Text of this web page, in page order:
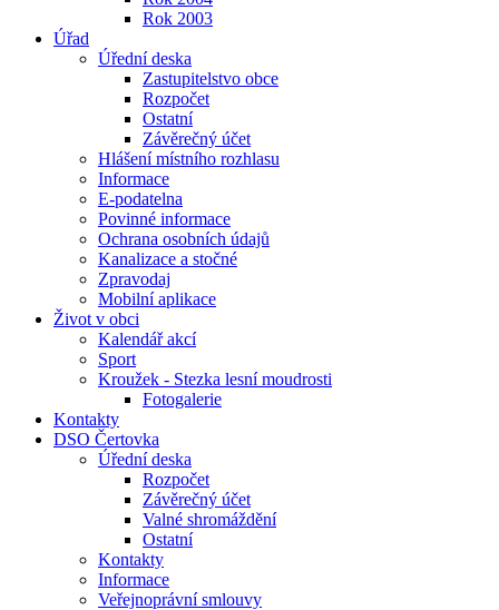
Rok 2003
Úřad
Úřední deska
Zastupitelstvo obce
Rozpočet
Ostatní
Závěrečný účet
Hlášení místního rozhlasu
Informace
E-podatelna
Povinné informace
Ochrana osobních údajů
Kanalizace a stočné
Zpravodaj
Mobilní aplikace
Život v obci
Kalendář akcí
Sport
Kroužek - Stezka lesní moudrosti
Fotogalerie
Kontakty
DSO Čertovka
Úřední deska
Rozpočet
Závěrečný účet
Valné shromáždění
Ostatní
Kontakty
Informace
Veřejnoprávní smlouvy